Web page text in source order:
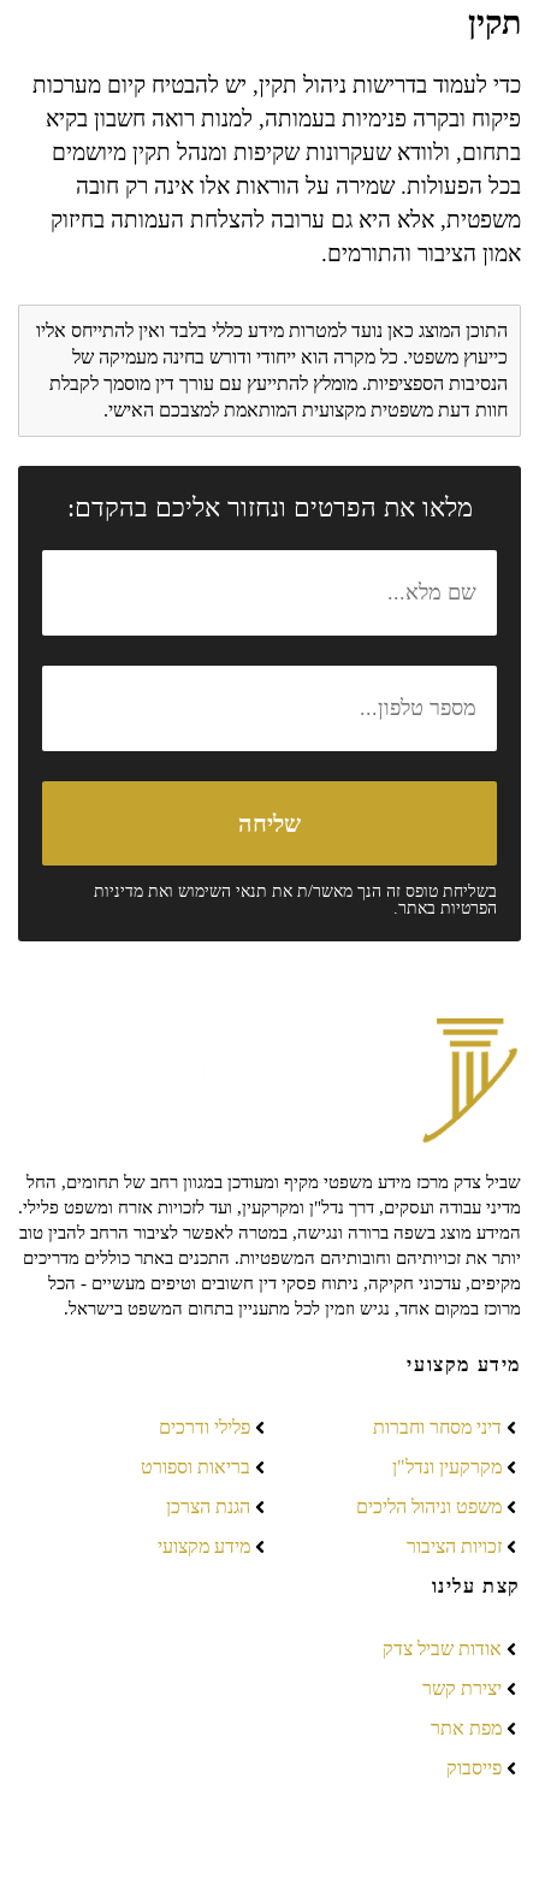
תקין
כדי לעמוד בדרישות ניהול תקין, יש להבטיח קיום מערכות
פיקוח ובקרה פנימיות בעמותה, למנות רואה חשבון בקיא
בתחום, ולוודא שעקרונות שקיפות ומנהל תקין מיושמים
בכל הפעולות. שמירה על הוראות אלו אינה רק חובה
משפטית, אלא היא גם ערובה להצלחת העמותה בחיזוק
אמון הציבור והתורמים.
התוכן המוצג כאן נועד למטרות מידע כללי בלבד ואין להתייחס אליו
כייעוץ משפטי. כל מקרה הוא ייחודי ודורש בחינה מעמיקה של
הנסיבות הספציפיות. מומלץ להתייעץ עם עורך דין מוסמך לקבלת
חוות דעת משפטית מקצועית המותאמת למצבכם האישי.
מלאו את הפרטים ונחזור אליכם בהקדם:
בשליחת טופס זה הנך מאשר/ת את תנאי השימוש ואת מדיניות
הפרטיות באתר.
שביל צדק מרכז מידע משפטי מקיף ומעודכן במגוון רחב של תחומים, החל
מדיני עבודה ועסקים, דרך נדל"ן ומקרקעין, ועד לזכויות אזרח ומשפט פלילי.
המידע מוצג בשפה ברורה ונגישה, במטרה לאפשר לציבור הרחב להבין טוב
יותר את זכויותיהם וחובותיהם המשפטיות. התכנים באתר כוללים מדריכים
מקיפים, עדכוני חקיקה, ניתוח פסקי דין חשובים וטיפים מעשיים - הכל
מרוכז במקום אחד, נגיש וזמין לכל מתעניין בתחום המשפט בישראל.
מידע מקצועי
דיני מסחר וחברות
מקרקעין ונדל"ן
משפט וניהול הליכים
זכויות הציבור
פלילי ודרכים
בריאות וספורט
הגנת הצרכן
מידע מקצועי
קצת עלינו
אודות שביל צדק
יצירת קשר
מפת אתר
פייסבוק